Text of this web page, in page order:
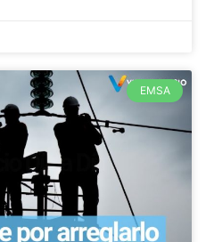
EMSA